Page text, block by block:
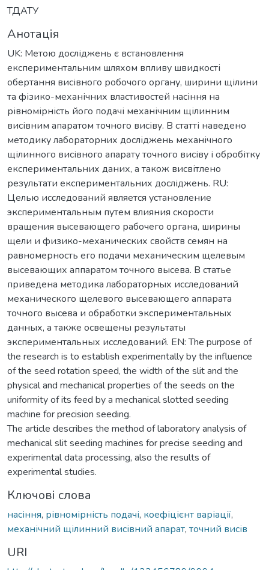
ТДАТУ
Анотація
UK: Метою досліджень є встановлення
експериментальним шляхом впливу швидкості
обертання висівного робочого органу, ширини щілини
та фізико-механічних властивостей насіння на
рівномірність його подачі механічним щілинним
висівним апаратом точного висіву. В статті наведено
методику лабораторних досліджень механічного
щілинного висівного апарату точного висіву і обробітку
експериментальних даних, а також висвітлено
результати експериментальних досліджень. RU:
Целью исследований является установление
экспериментальным путем влияния скорости
вращения высевающего рабочего органа, ширины
щели и физико-механических свойств семян на
равномерность его подачи механическим щелевым
высевающих аппаратом точного высева. В статье
приведена методика лабораторных исследований
механического щелевого высевающего аппарата
точного высева и обработки экспериментальных
данных, а также освещены результаты
экспериментальных исследований. EN: The purpose of
the research is to establish experimentally by the influence
of the seed rotation speed, the width of the slit and the
physical and mechanical properties of the seeds on the
uniformity of its feed by a mechanical slotted seeding
machine for precision seeding.
The article describes the method of laboratory analysis of
mechanical slit seeding machines for precise seeding and
experimental data processing, also the results of
experimental studies.
Ключові слова
насіння, рівномірність подачі, коефіцієнт варіації,
механічний щілинний висівний апарат, точний висів
URI